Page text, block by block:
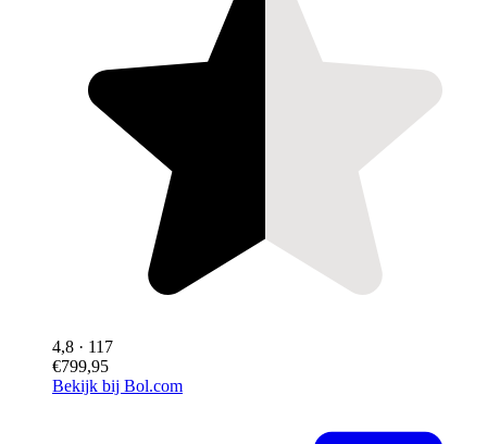
4,8 · 117
€799,95
Bekijk bij Bol.com